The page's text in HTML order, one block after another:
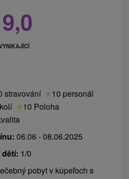
9,0
stravování ★10 personál
★10 Poloha
06.06 - 08.06.2025
1/0
pobyt v kúpeľoch s